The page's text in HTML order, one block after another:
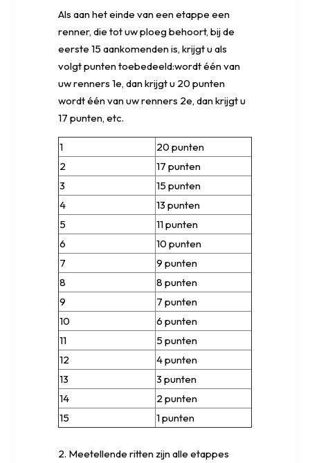
Als aan het einde van een etappe een
renner, die tot uw ploeg behoort, bij de
eerste 15 aankomenden is, krijgt u als
volgt punten toebedeeld:wordt één van
uw renners 1e, dan krijgt u 20 punten
wordt één van uw renners 2e, dan krijgt u
17 punten, etc.
1
20 punten
2
17 punten
3
15 punten
4
13 punten
5
11 punten
6
10 punten
7
9 punten
8
8 punten
9
7 punten
10
6 punten
11
5 punten
12
4 punten
13
3 punten
14
2 punten
15
1 punten
2. Meetellende ritten zijn alle etappes